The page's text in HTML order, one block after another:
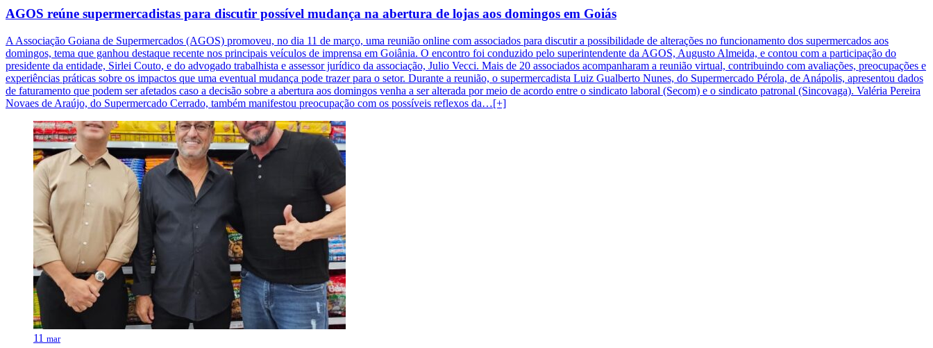
AGOS reúne supermercadistas para discutir possível mudança na abertura de lojas aos domingos em Goiás
A Associação Goiana de Supermercados (AGOS) promoveu, no dia 11 de março, uma reunião online com associados para discutir a possibilidade de alterações no funcionamento dos supermercados aos
domingos, tema que ganhou destaque recente nos principais veículos de imprensa em Goiânia. O encontro foi conduzido pelo superintendente da AGOS, Augusto Almeida, e contou com a participação do
presidente da entidade, Sirlei Couto, e do advogado trabalhista e assessor jurídico da associação, Julio Vecci. Mais de 20 associados acompanharam a reunião virtual, contribuindo com avaliações, preocupações e
experiências práticas sobre os impactos que uma eventual mudança pode trazer para o setor. Durante a reunião, o supermercadista Luiz Gualberto Nunes, do Supermercado Pérola, de Anápolis, apresentou dados
de faturamento que podem ser afetados caso a decisão sobre a abertura aos domingos venha a ser alterada por meio de acordo entre o sindicato laboral (Secom) e o sindicato patronal (Sincovaga). Valéria Pereira
Novaes de Araújo, do Supermercado Cerrado, também manifestou preocupação com os possíveis reflexos da…[+]
11 mar